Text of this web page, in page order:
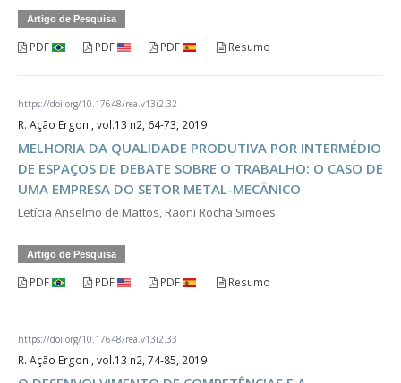
Artigo de Pesquisa
PDF PDF PDF Resumo
https://doi.org/10.17648/rea.v13i2.32
R. Ação Ergon., vol.13 n2, 64-73, 2019
MELHORIA DA QUALIDADE PRODUTIVA POR INTERMÉDIO
DE ESPAÇOS DE DEBATE SOBRE O TRABALHO: O CASO DE
UMA EMPRESA DO SETOR METAL-MECÂNICO
Letícia Anselmo de Mattos, Raoni Rocha Simões
Artigo de Pesquisa
PDF PDF PDF Resumo
https://doi.org/10.17648/rea.v13i2.33
R. Ação Ergon., vol.13 n2, 74-85, 2019